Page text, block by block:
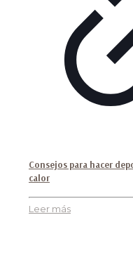
Consejos para hacer
calor
Leer más